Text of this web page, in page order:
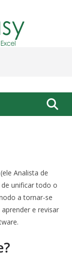
Analista de
unificar todo o
a tornar-se
e revisar